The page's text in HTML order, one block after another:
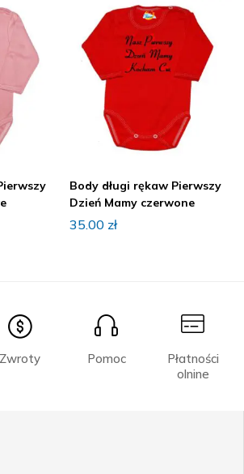
Body długi rękaw Pierwszy
Dzień Mamy czerwone
35.00 zł
Zwroty Pomoc
Płatności
olnine